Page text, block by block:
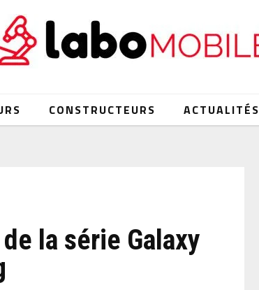
CONSTRUCTEURS ACTUALITÉS
la série Galaxy